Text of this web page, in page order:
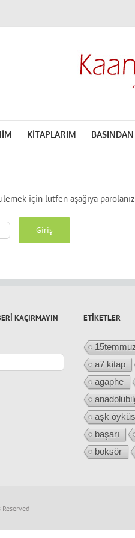
KİTAPLARIM
için lütfen aşağıya
KAÇIRMAYIN ETIKETLER
a7 kitap
agaphe
aşk
başarı
boksör